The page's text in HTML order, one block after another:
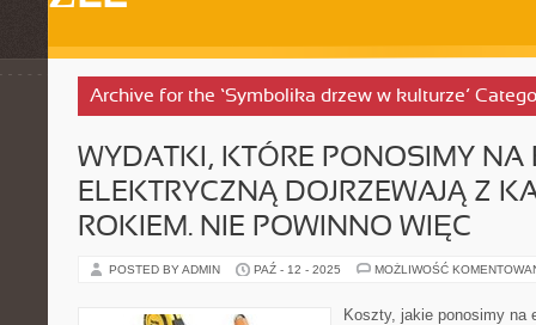
Archive for the ‘Symbolika drzew w kulturze’
WYDATKI, KTÓRE PONOSIMY NA
ELEKTRYCZNĄ DOJRZEWAJĄ Z
ROKIEM. NIE POWINNO WIĘC
POSTED BY ADMIN PAŹ - 12 - 2025 MOŻLIWOŚĆ
Koszty, jakie ponosimy na